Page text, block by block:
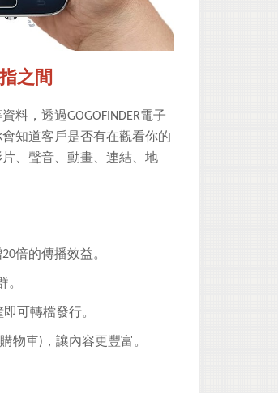
之間
料， 透過GOGOFINDER電子
會知道客戶是否有在觀看你的
片、聲音、動畫、連結、地
倍的傳播效益。
。
即可轉檔發行。
物車)，讓內容更豐富。